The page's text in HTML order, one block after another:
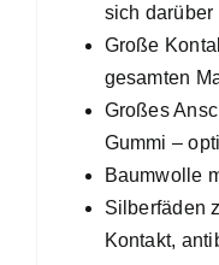
sich darüber
Große
gesamten
Großes
Gummi –
Baumwolle
Silberfäden
Kontakt,